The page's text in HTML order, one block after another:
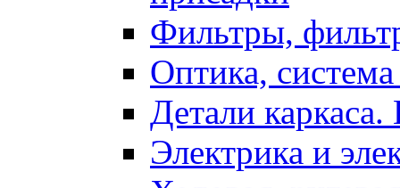
Фильтры,
Оптика,
Детали каркаса.
Электрика и